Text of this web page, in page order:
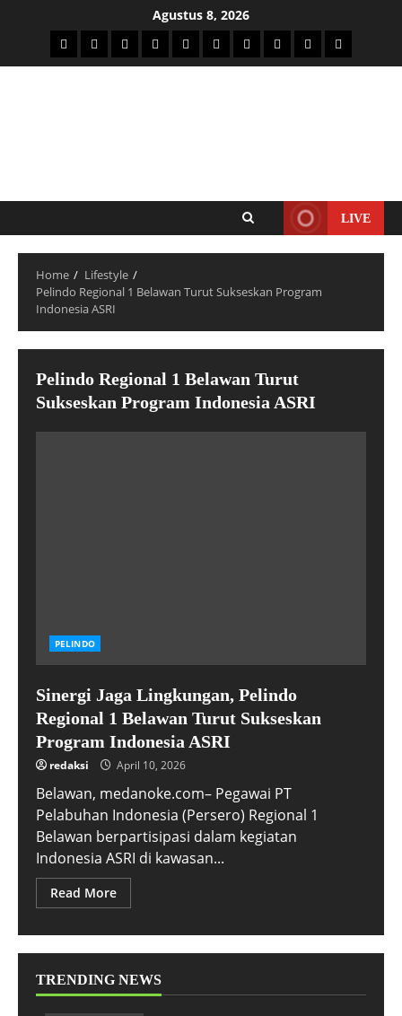
Agustus 8, 2026
LIVE
Home
Lifestyle
Pelindo Regional 1 Belawan Turut Sukseskan Program
Indonesia ASRI
Pelindo Regional 1 Belawan Turut
Sukseskan Program Indonesia ASRI
PELINDO
Sinergi Jaga Lingkungan, Pelindo
Regional 1 Belawan Turut Sukseskan
Program Indonesia ASRI
redaksi April 10, 2026
Belawan, medanoke.com– Pegawai PT
Pelabuhan Indonesia (Persero) Regional 1
Belawan berpartisipasi dalam kegiatan
Indonesia ASRI di kawasan...
Read More
TRENDING NEWS